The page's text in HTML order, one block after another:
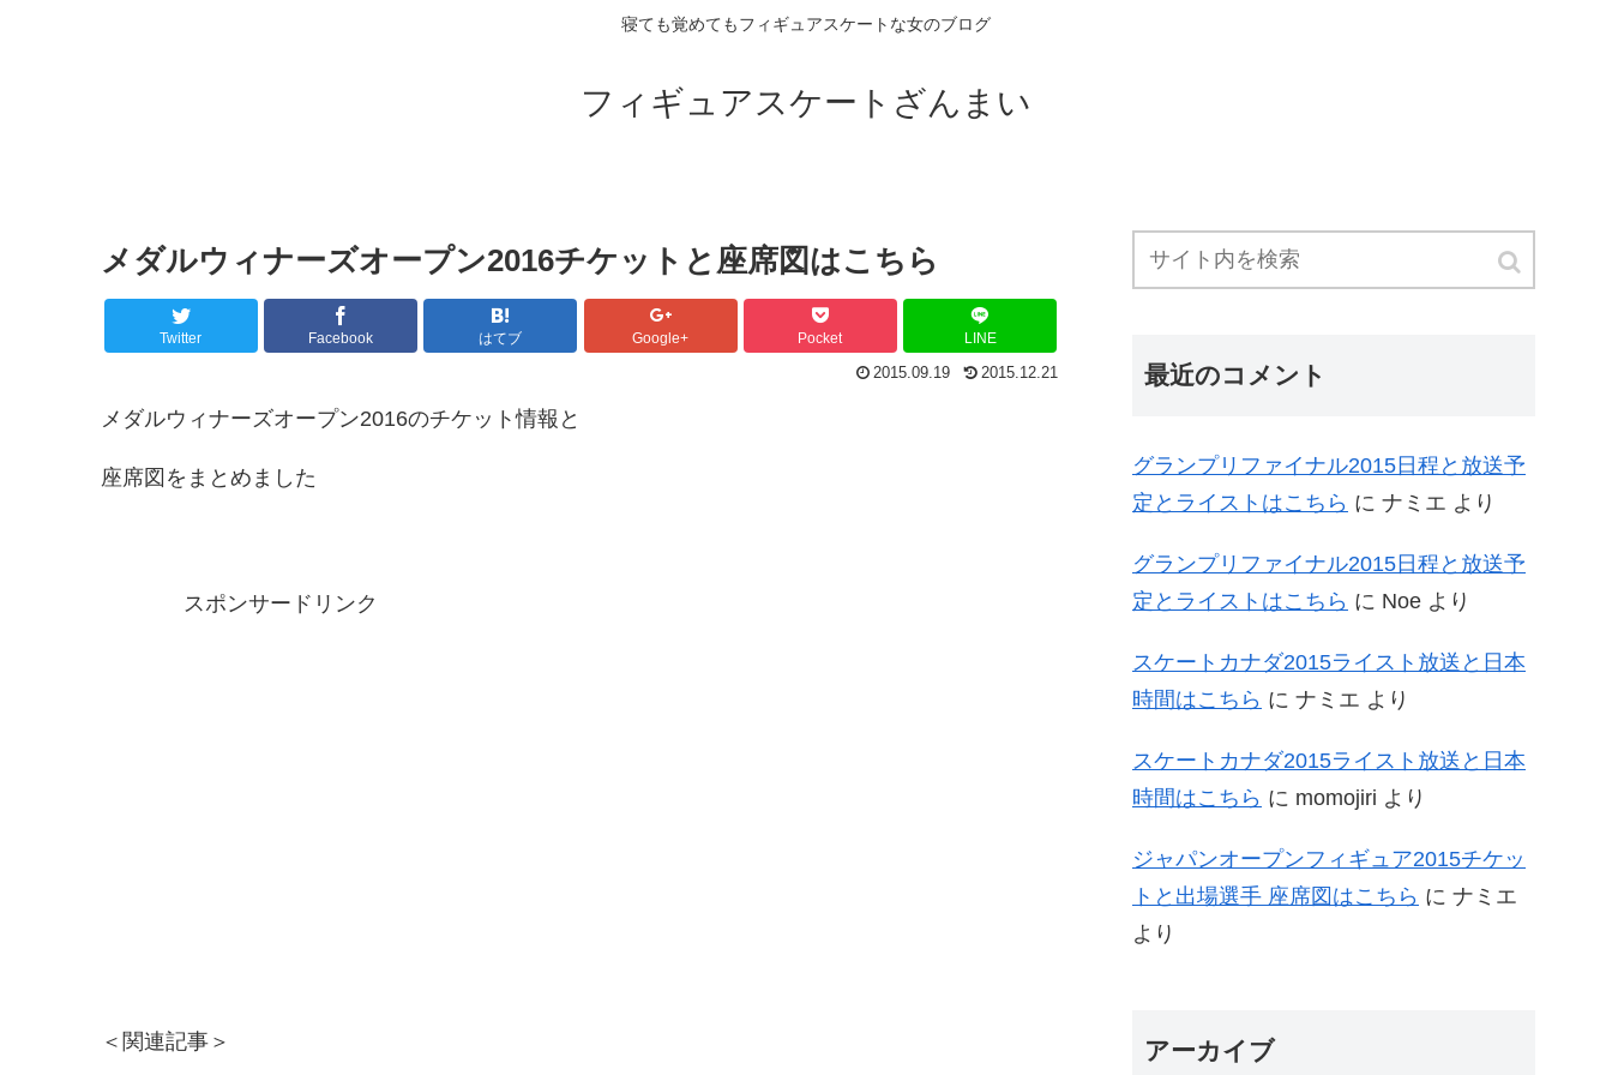
寝ても覚めてもフィギュアスケートな女のブログ
フィギュアスケートざんまい
メダルウィナーズオープン2016チケットと座席図はこちら
Twitter Facebook はてブ Google+ Pocket LINE
2015.09.19 2015.12.21
メダルウィナーズオープン2016のチケット情報と
座席図をまとめました
スポンサードリンク
＜関連記事＞
最近のコメント
グランプリファイナル2015日程と放送予
定とライストはこちら に ナミエ より
グランプリファイナル2015日程と放送予
定とライストはこちら に Noe より
スケートカナダ2015ライスト放送と日本
時間はこちら に ナミエ より
スケートカナダ2015ライスト放送と日本
時間はこちら に momojiri より
ジャパンオープンフィギュア2015チケッ
トと出場選手 座席図はこちら に ナミエ
より
アーカイブ